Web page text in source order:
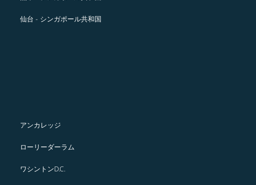
仙台 - シンガポール共和国
アンカレッジ
ローリーダーラム
ワシントンD.C.